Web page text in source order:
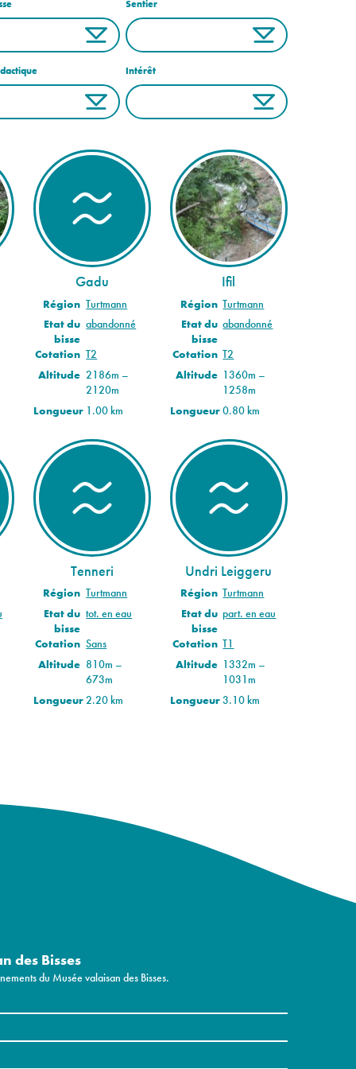
Sentier
Intérêt
Gadu
Région Turtmann
Etat du
bisse
abandonné
Cotation T2
Altitude 2186m –
2120m
Longueur 1.00 km
Ifil
Région Turtmann
Etat du
bisse
abandonné
Cotation T2
Altitude 1360m –
1258m
Longueur 0.80 km
Tenneri
Région Turtmann
Etat du
bisse
tot. en eau
Cotation Sans
Altitude 810m –
673m
Longueur 2.20 km
Undri Leiggeru
Région Turtmann
Etat du
bisse
part. en eau
Cotation T1
Altitude 1332m –
1031m
Longueur 3.10 km
des Bisses
du Musée valaisan des Bisses.